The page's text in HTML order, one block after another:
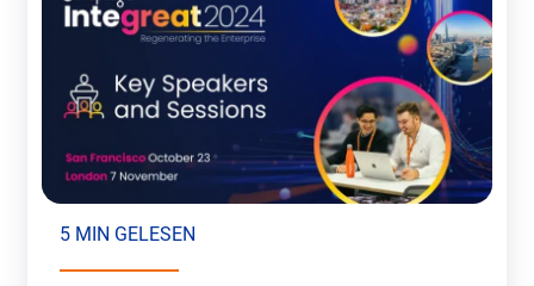
5 MIN GELESEN